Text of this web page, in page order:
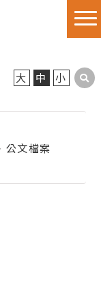
大 中 小
公文檔案